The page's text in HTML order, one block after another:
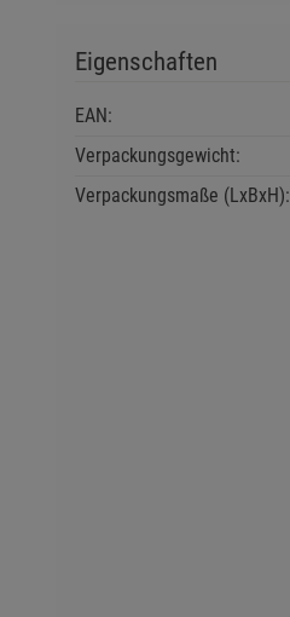
Eigenschaften
EAN:
Verpackungsgewicht:
Verpackungsmaße (LxBxH):